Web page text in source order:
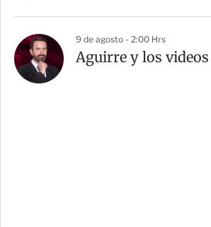
9 de agosto - 2:00 Hrs
Aguirre y los videos